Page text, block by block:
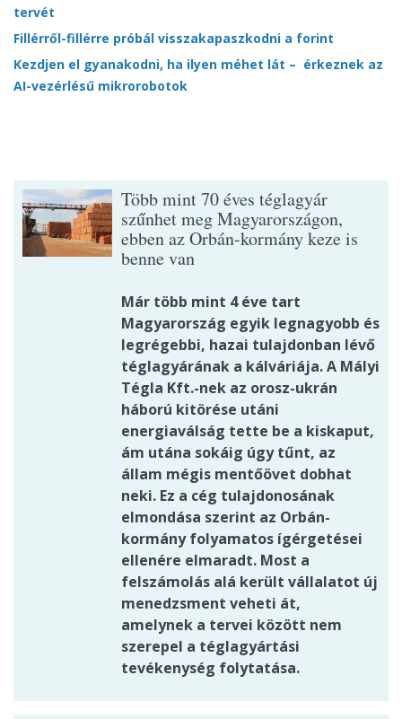
tervét
Fillérről-fillérre próbál visszakapaszkodni a forint
Kezdjen el gyanakodni, ha ilyen méhet lát – érkeznek az
AI-vezérlésű mikrorobotok
Több mint 70 éves téglagyár
szűnhet meg Magyarországon,
ebben az Orbán-kormány keze is
benne van
Már több mint 4 éve tart
Magyarország egyik legnagyobb és
legrégebbi, hazai tulajdonban lévő
téglagyárának a kálváriája. A Mályi
Tégla Kft.-nek az orosz-ukrán
háború kitörése utáni
energiaválság tette be a kiskaput,
ám utána sokáig úgy tűnt, az
állam mégis mentőövet dobhat
neki. Ez a cég tulajdonosának
elmondása szerint az Orbán-
kormány folyamatos ígérgetései
ellenére elmaradt. Most a
felszámolás alá került vállalatot új
menedzsment veheti át,
amelynek a tervei között nem
szerepel a téglagyártási
tevékenység folytatása.